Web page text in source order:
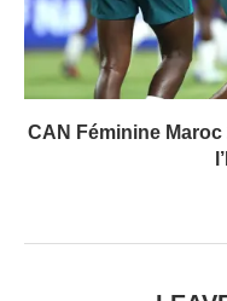
CAN Féminine